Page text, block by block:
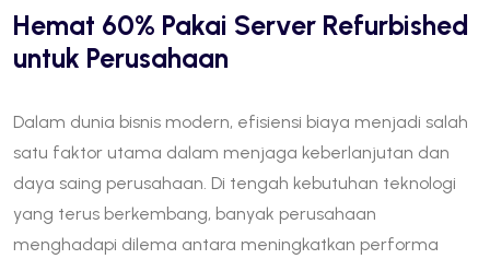
Hemat 60% Pakai Server Refurbished
untuk Perusahaan
Dalam dunia bisnis modern, efisiensi biaya menjadi salah
satu faktor utama dalam menjaga keberlanjutan dan
daya saing perusahaan. Di tengah kebutuhan teknologi
yang terus berkembang, banyak perusahaan
menghadapi dilema antara meningkatkan performa